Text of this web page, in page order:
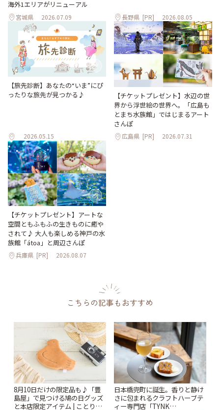
海外1エリアがリニューアル
宮城県 2026.07.09 長野県 [PR] 2026.08.05
【旅先診断】あなたの“いま”にぴ
ったりな旅先が見つかる♪
2026.05.15
【チケットプレゼント】水辺の世
界から浮世絵の世界へ。「広島も
とまち水族館」ではじまるアート
さんぽ
広島県 [PR] 2026.07.31
【チケットプレゼント】アートな
空間ともふもふの生きものに癒や
されて♪ 大人も楽しめる神戸の水
族館「átoa」と周辺さんぽ
兵庫県 [PR] 2026.08.07
こちらの記事もおすすめ
8月10日だけの限定品も♪「豊
島屋」で見つける鳩の日グッズ
と本店限定アイテム | ことりっ
日本橋兜町に誕生。香りと静け
さに包まれるクラフトハーブテ
ィー専門店「TYNK